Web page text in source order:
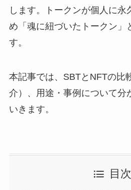
します。トークンが個人に永
め「魂に紐づいたトークン」
す。
本記事では、SBTとNFTの比
介）、用途・事例について分
いきます。
目次